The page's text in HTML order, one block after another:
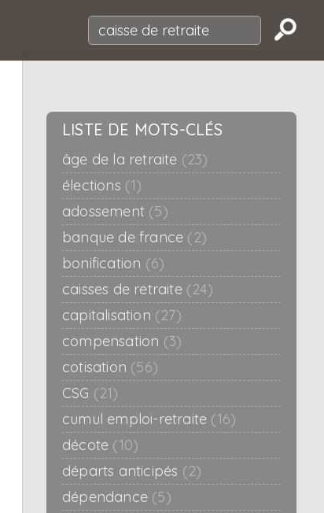
LISTE DE MOTS-CLÉS
âge de la retraite (23)
élections (1)
adossement (5)
banque de france (2)
bonification (6)
caisses de retraite (24)
capitalisation (27)
compensation (3)
cotisation (56)
CSG (21)
cumul emploi-retraite (16)
décote (10)
départs anticipés (2)
dépendance (5)